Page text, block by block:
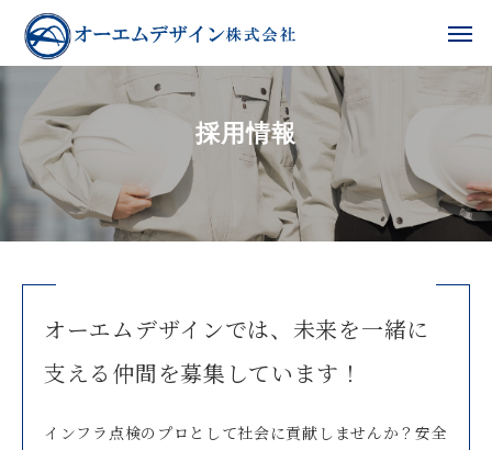
採用情報
オーエムデザインでは、未来を一緒に
支える仲間を募集しています！
インフラ点検のプロとして社会に貢献しませんか？安全